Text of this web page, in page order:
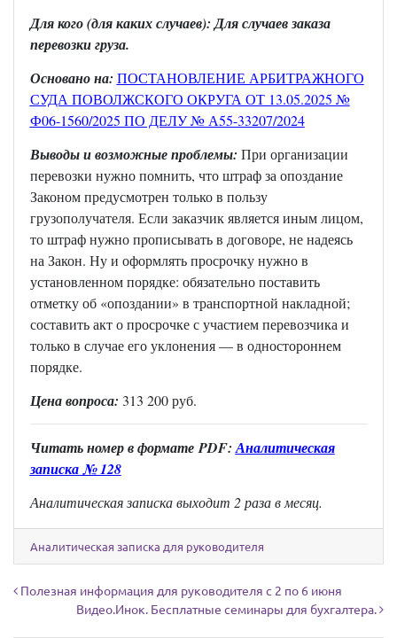
Для кого (для каких случаев): Для случаев заказа
перевозки груза.
Основано на: ПОСТАНОВЛЕНИЕ АРБИТРАЖНОГО
СУДА ПОВОЛЖСКОГО ОКРУГА ОТ 13.05.2025 №
Ф06-1560/2025 ПО ДЕЛУ № А55-33207/2024
Выводы и возможные проблемы: При организации
перевозки нужно помнить, что штраф за опоздание
Законом предусмотрен только в пользу
грузополучателя. Если заказчик является иным лицом,
то штраф нужно прописывать в договоре, не надеясь
на Закон. Ну и оформлять просрочку нужно в
установленном порядке: обязательно поставить
отметку об «опоздании» в транспортной накладной;
составить акт о просрочке с участием перевозчика и
только в случае его уклонения — в одностороннем
порядке.
Цена вопроса: 313 200 руб.
Читать номер в форматеPDF:Аналитическая
записка № 128
Аналитическая записка выходит 2 раза в месяц.
Аналитическая записка для руководителя
Навигация по записям
Полезная информация для руководителя с 2 по 6 июня
Видео.Инок. Бесплатные семинары для бухгалтера.